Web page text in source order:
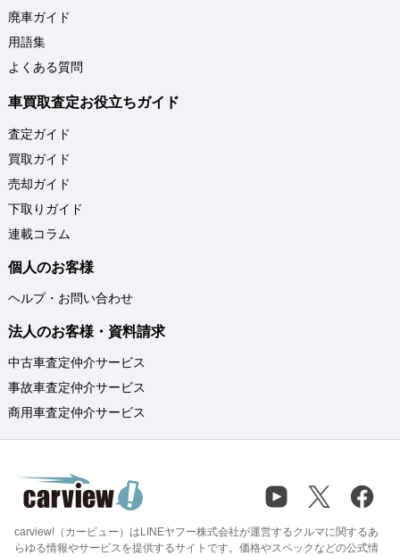
廃車ガイド
用語集
よくある質問
車買取査定お役立ちガイド
査定ガイド
買取ガイド
売却ガイド
下取りガイド
連載コラム
個人のお客様
ヘルプ・お問い合わせ
法人のお客様・資料請求
中古車査定仲介サービス
事故車査定仲介サービス
商用車査定仲介サービス
carview!（カービュー）はLINEヤフー株式会社が運営するクルマに関するあ
らゆる情報やサービスを提供するサイトです。価格やスペックなどの公式情